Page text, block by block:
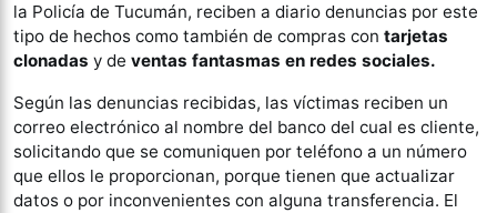
la Policía de Tucumán, reciben a diario denuncias por este
tipo de hechos como también de compras con tarjetas
clonadas y de ventas fantasmas en redes sociales.
Según las denuncias recibidas, las víctimas reciben un
correo electrónico al nombre del banco del cual es cliente,
solicitando que se comuniquen por teléfono a un número
que ellos le proporcionan, porque tienen que actualizar
datos o por inconvenientes con alguna transferencia. El